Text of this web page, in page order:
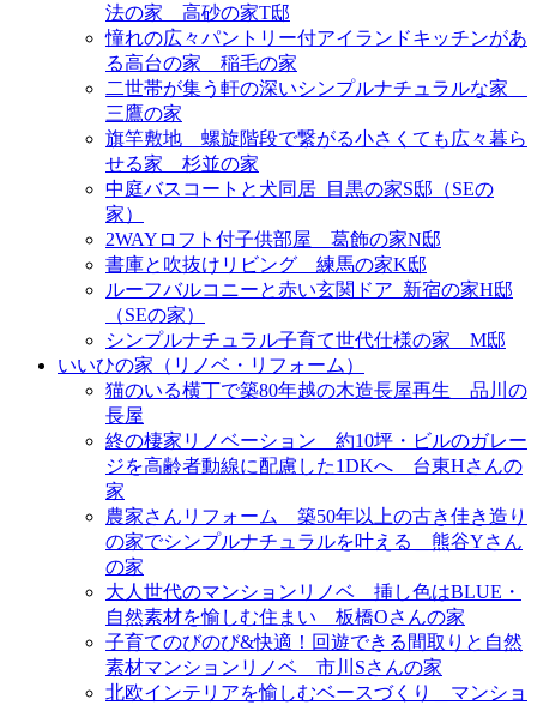
法の家＿高砂の家T邸
憧れの広々パントリー付アイランドキッチンがあ
る高台の家＿稲毛の家
二世帯が集う軒の深いシンプルナチュラルな家＿
三鷹の家
旗竿敷地＿螺旋階段で繋がる小さくても広々暮ら
せる家＿杉並の家
中庭バスコートと犬同居_目黒の家S邸（SEの
家）
2WAYロフト付子供部屋＿葛飾の家N邸
書庫と吹抜けリビング 練馬の家K邸
ルーフバルコニーと赤い玄関ドア_新宿の家H邸
（SEの家）
シンプルナチュラル子育て世代仕様の家 M邸
いいひの家（リノベ・リフォーム）
猫のいる横丁で築80年越の木造長屋再生＿品川の
長屋
終の棲家リノベーション＿約10坪・ビルのガレー
ジを高齢者動線に配慮した1DKへ＿台東Hさんの
家
農家さんリフォーム＿築50年以上の古き佳き造り
の家でシンプルナチュラルを叶える＿熊谷Yさん
の家
大人世代のマンションリノベ＿挿し色はBLUE・
自然素材を愉しむ住まい＿板橋Oさんの家
子育てのびのび&快適！回遊できる間取りと自然
素材マンションリノベ＿市川Sさんの家
北欧インテリアを愉しむベースづくり＿マンショ